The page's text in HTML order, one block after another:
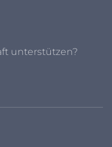
unterstützen?